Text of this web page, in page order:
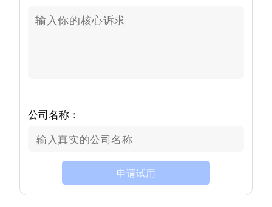
公司名称：
申请试用